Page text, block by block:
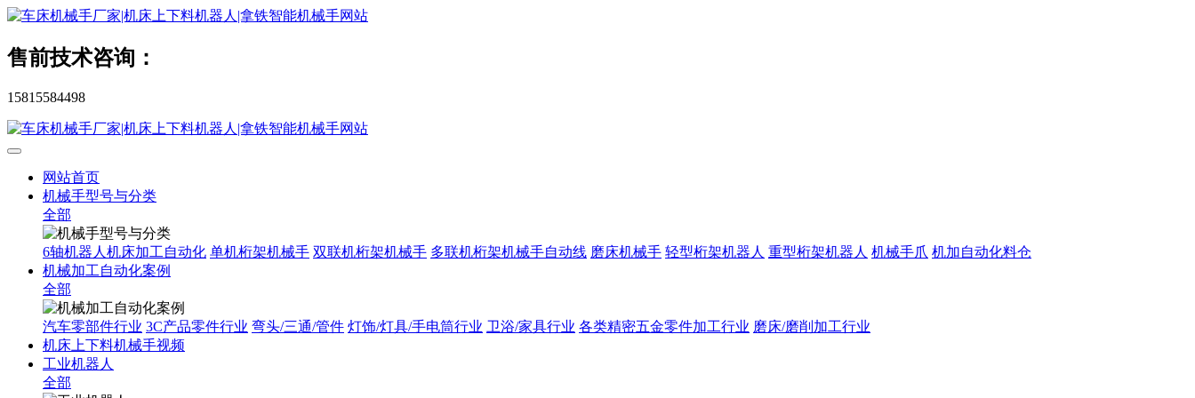
售前技术咨询：
15815584498
网站首页
机械手型号与分类
全部
6轴机器人机床加工自动化 单机桁架机械手 双联机桁架机械手 多联机桁架机械手自动线 磨床机械手 轻型桁架机器人 重型桁架机器人 机械手爪 机加自动化料仓
机械加工自动化案例
全部
汽车零部件行业 3C产品零件行业 弯头/三通/管件 灯饰/灯具/手电筒行业 卫浴/家具行业 各类精密五金零件加工行业 磨床/磨削加工行业
机床上下料机械手视频
工业机器人
全部